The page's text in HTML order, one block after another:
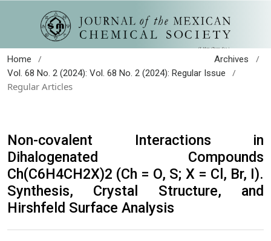
Home / Archives /
Vol. 68 No. 2 (2024): Vol. 68 No. 2 (2024): Regular Issue
/
Regular Articles
Non-covalent Interactions in
Dihalogenated Compounds
Ch(C6H4CH2X)2 (Ch = O, S; X = Cl, Br, I).
Synthesis, Crystal Structure, and
Hirshfeld Surface Analysis